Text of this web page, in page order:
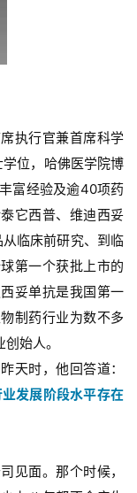
执行官兼首席科学
位，哈佛医学院博
富经验及逾40项药
它西普、维迪西妥
临床前研究、到临
第一个获批上市的
妥单抗是我国第一
制药行业为数不多
始人。
天时，他回答道：
发展阶段水平存在
见面。那个时候，